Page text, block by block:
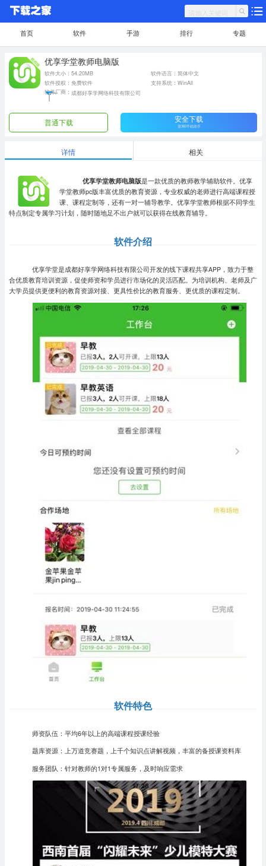
首页 软件 手游 排行 专题
优享学堂教师电脑版
软件大小：54.20MB
软件语言：简体中文
软件授权：免费软件
支持系统：WinAll
软件厂商： 成都好享学网络科技有限公司
普通下载 安全下载
需360手机助手
详情 相关
优享学堂教师电脑版是一款优质的教师教学辅助软件。优享
学堂教师pc版丰富优质的教育资源，专业权威的老师进行高端课程授
课、课程定制等，还有一对一辅导教学。优享学堂教师根据不同学生
特点制定专属学习计划，随时随地足不出户就可以获得在线教育辅导。
软件介绍
优享学堂是成都好享学网络科技有限公司开发的线下课程共享APP，致力于整
合优质教育培训资源，促使师资和学员进行市场化的灵活匹配。为培训机构、老师及广
大学员提供更便利的教育资源对接、更具性价比的教育服务、更优质的课程定制。
软件特色
师资队伍：平均6年以上的高端课程授课经验
题库资源：上万道竞赛题，上千个知识点讲解视频，丰富的备授课资料库
服务团队：针对教师的1对1专属服务，及时响应需求